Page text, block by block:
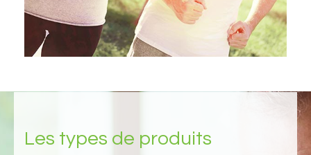
Les types de produits